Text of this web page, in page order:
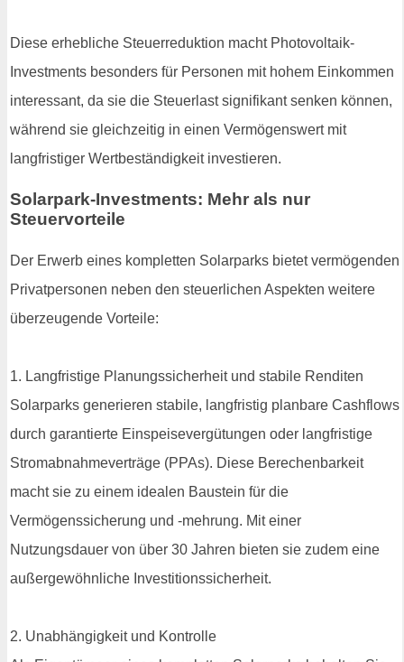
Diese erhebliche Steuerreduktion macht Photovoltaik-
Investments besonders für Personen mit hohem Einkommen
interessant, da sie die Steuerlast signifikant senken können,
während sie gleichzeitig in einen Vermögenswert mit
langfristiger Wertbeständigkeit investieren.
Solarpark-Investments: Mehr als nur
Steuervorteile
Der Erwerb eines kompletten Solarparks bietet vermögenden
Privatpersonen neben den steuerlichen Aspekten weitere
überzeugende Vorteile:
1. Langfristige Planungssicherheit und stabile Renditen
Solarparks generieren stabile, langfristig planbare Cashflows
durch garantierte Einspeisevergütungen oder langfristige
Stromabnahmeverträge (PPAs). Diese Berechenbarkeit
macht sie zu einem idealen Baustein für die
Vermögenssicherung und -mehrung. Mit einer
Nutzungsdauer von über 30 Jahren bieten sie zudem eine
außergewöhnliche Investitionssicherheit.
2. Unabhängigkeit und Kontrolle